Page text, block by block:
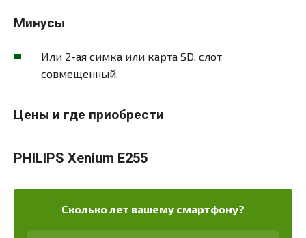
Минусы
Или 2-ая симка или карта SD, слот
совмещенный.
Цены и где приобрести
PHILIPS Xenium E255
Сколько лет вашему смартфону?